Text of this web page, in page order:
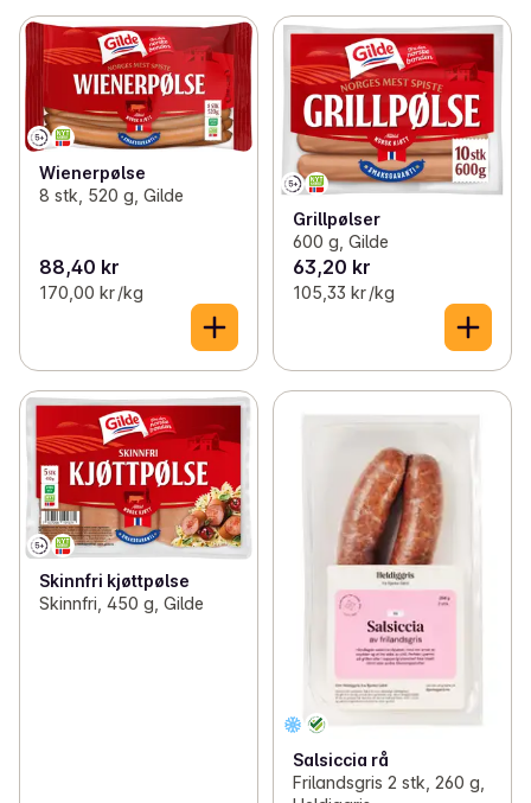
Wienerpølse
8 stk, 520 g, Gilde
88,40 kr
170,00 kr /kg
Grillpølser
600 g, Gilde
63,20 kr
105,33 kr /kg
Skinnfri kjøttpølse
Skinnfri, 450 g, Gilde
Salsiccia rå
Frilandsgris 2 stk, 260 g,